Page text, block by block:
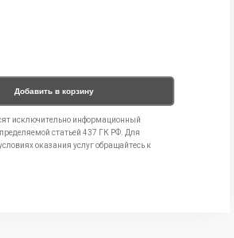
Добавить в корзину
исключительно информационный
статьей 437 ГК РФ. Для
оказания услуг обращайтесь к